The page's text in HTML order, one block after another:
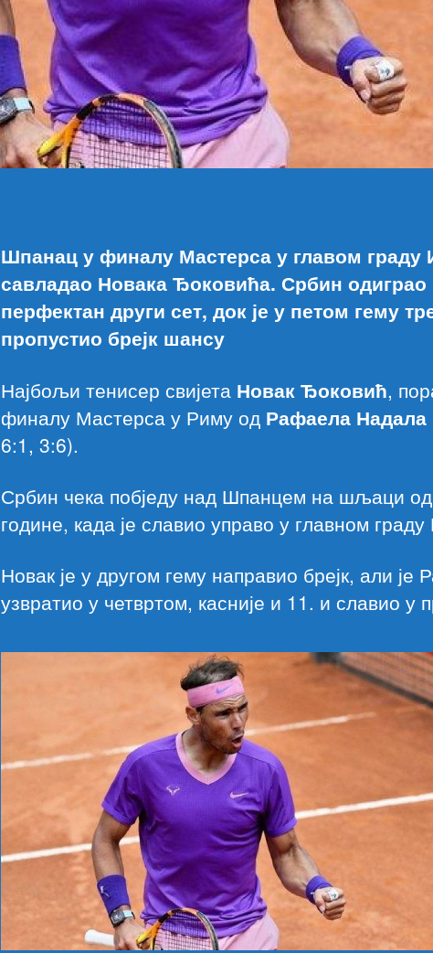
Шпанац у финалу Мастерса у главом граду
савладао Новака Ђоковића. Србин одиграо
перфектан други сет, док је у петом гему
пропустио брејк шансу
Најбољи тенисер свијета Новак Ђоковић,
финалу Мастерса у Риму од Рафаела Надала
6:1, 3:6).
Србин чека побједу над Шпанцем на шљаци
године, када је славио управо у главном граду
Новак је у другом гему направио брејк, али је
узвратио у четвртом, касније и 11. и славио у